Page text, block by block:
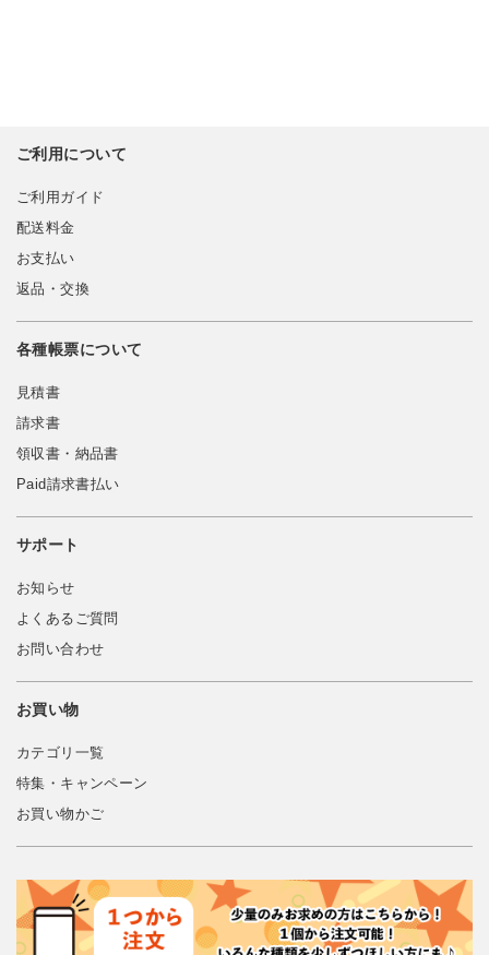
ご利用について
ご利用ガイド
配送料金
お支払い
返品・交換
各種帳票について
見積書
請求書
領収書・納品書
Paid請求書払い
サポート
お知らせ
よくあるご質問
お問い合わせ
お買い物
カテゴリ一覧
特集・キャンペーン
お買い物かご